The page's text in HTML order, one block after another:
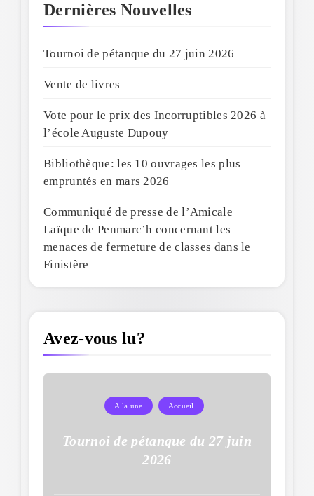
Dernières Nouvelles
Tournoi de pétanque du 27 juin 2026
Vente de livres
Vote pour le prix des Incorruptibles 2026 à
l’école Auguste Dupouy
Bibliothèque: les 10 ouvrages les plus
empruntés en mars 2026
Communiqué de presse de l’Amicale
Laïque de Penmarc’h concernant les
menaces de fermeture de classes dans le
Finistère
Avez-vous lu?
A la une Accueil
Tournoi de pétanque du 27 juin
2026